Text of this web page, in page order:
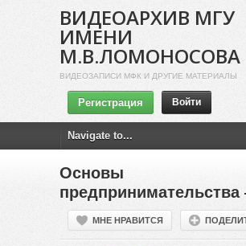
ВИДЕОАРХИВ МГУ
ИМЕНИ
М.В.ЛОМОНОСОВА
ВИДЕОЗАПИСИ МФК И ДРУГИЕ МАТЕРИАЛЫ
Регистрация Войти
Основы
МНЕ НРАВИТСЯ